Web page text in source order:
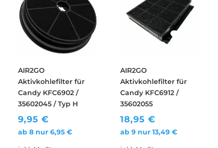
AIR2GO
Aktivkohlefilter für
Candy KFC6902 /
35602045 / Typ H
9,95€
ab 8 nur6,95€
AIR2GO
Aktivkohlefilter für
Candy KFC6912 /
35602055
18,95€
ab 9 nur13,49€